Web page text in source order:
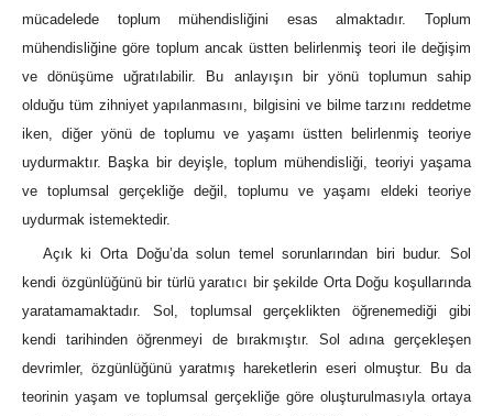
mücadelede toplum mühendisliğini esas almaktadır. Toplum
mühendisliğine göre toplum ancak üstten belirlenmiş teori ile değişim
ve dönüşüme uğratılabilir. Bu anlayışın bir yönü toplumun sahip
olduğu tüm zihniyet yapılanmasını, bilgisini ve bilme tarzını reddetme
iken, diğer yönü de toplumu ve yaşamı üstten belirlenmiş teoriye
uydurmaktır. Başka bir deyişle, toplum mühendisliği, teoriyi yaşama
ve toplumsal gerçekliğe değil, toplumu ve yaşamı eldeki teoriye
uydurmak istemektedir.
Açık ki Orta Doğu’da solun temel sorunlarından biri budur. Sol
kendi özgünlüğünü bir türlü yaratıcı bir şekilde Orta Doğu koşullarında
yaratamamaktadır. Sol, toplumsal gerçeklikten öğrenemediği gibi
kendi tarihinden öğrenmeyi de bırakmıştır. Sol adına gerçekleşen
devrimler, özgünlüğünü yaratmış hareketlerin eseri olmuştur. Bu da
teorinin yaşam ve toplumsal gerçekliğe göre oluşturulmasıyla ortaya